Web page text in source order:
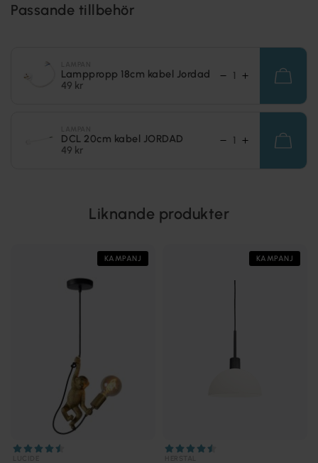
Passande tillbehör
Lamppropp 18cm kabel Jordad
49 kr
DCL 20cm kabel JORDAD
49 kr
Liknande produkter
KAMPANJ KAMPANJ